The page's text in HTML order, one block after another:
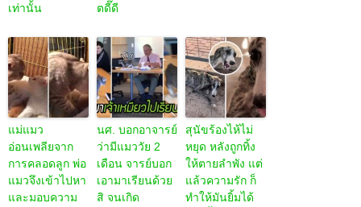
เท่านั้น
ตดี๊ดี
แม่แมว
อ่อนเพลียจาก
การคลอดลูก พ่อ
แมวจึงเข้าไปหา
และมอบความ
นศ. บอกอาจารย์
ว่ามีแมววัย 2
เดือน จารย์บอก
เอามาเรียนด้วย
สิ จนเกิด
สุนัขร้องไห้ไม่
หยุด หลังถูกทิ้ง
ให้ตายลำพัง แต่
แล้วความรัก ก็
ทำให้มันยิ้มได้